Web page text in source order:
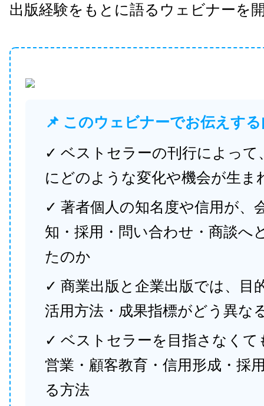
出版経験をもとに語るウェビナーを
📌 このウェビナーでお伝えす
✓ ベストセラーの刊行によって
にどのような変化や機会が生ま
✓ 著者個人の知名度や信用が、
知・採用・問い合わせ・商談へ
たのか
✓ 商業出版と企業出版では、目
活用方法・成果指標がどう異な
✓ ベストセラーを目指さなくて
営業・顧客教育・信用形成・採
る方法